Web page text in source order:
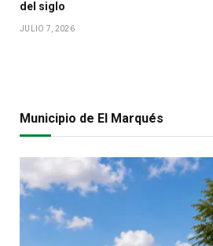
del siglo
JULIO 7, 2026
Municipio de El Marqués